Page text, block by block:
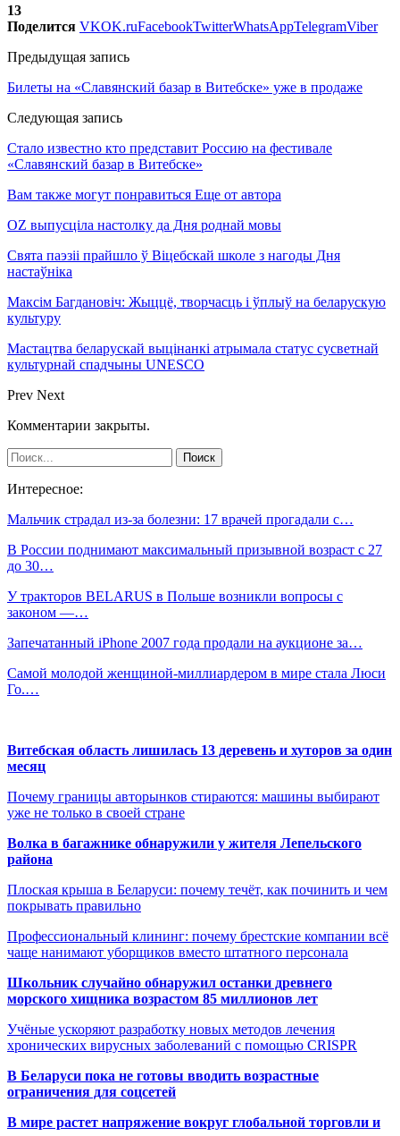
13
Поделится VKOK.ruFacebookTwitterWhatsAppTelegramViber
Предыдущая запись
Билеты на «Славянский базар в Витебске» уже в продаже
Следующая запись
Стало известно кто представит Россию на фестивале
«Славянский базар в Витебске»
Вам также могут понравиться Еще от автора
OZ выпусціла настолку да Дня роднай мовы
Свята паэзіі прайшло ў Віцебскай школе з нагоды Дня
настаўніка
Максім Багдановіч: Жыццё, творчасць і ўплыў на беларускую
культуру
Мастацтва беларускай выцінанкі атрымала статус сусветнай
культурнай спадчыны UNESCO
Prev Next
Комментарии закрыты.
Интересное:
Мальчик страдал из-за болезни: 17 врачей прогадали с…
В России поднимают максимальный призывной возраст с 27
до 30…
У тракторов BELARUS в Польше возникли вопросы с
законом —…
Запечатанный iPhone 2007 года продали на аукционе за…
Самой молодой женщиной-миллиардером в мире стала Люси
Го.…
Витебская область лишилась 13 деревень и хуторов за один
месяц
Почему границы авторынков стираются: машины выбирают
уже не только в своей стране
Волка в багажнике обнаружили у жителя Лепельского
района
Плоская крыша в Беларуси: почему течёт, как починить и чем
покрывать правильно
Профессиональный клининг: почему брестские компании всё
чаще нанимают уборщиков вместо штатного персонала
Школьник случайно обнаружил останки древнего
морского хищника возрастом 85 миллионов лет
Учёные ускоряют разработку новых методов лечения
хронических вирусных заболеваний с помощью CRISPR
В Беларуси пока не готовы вводить возрастные
ограничения для соцсетей
В мире растет напряжение вокруг глобальной торговли и